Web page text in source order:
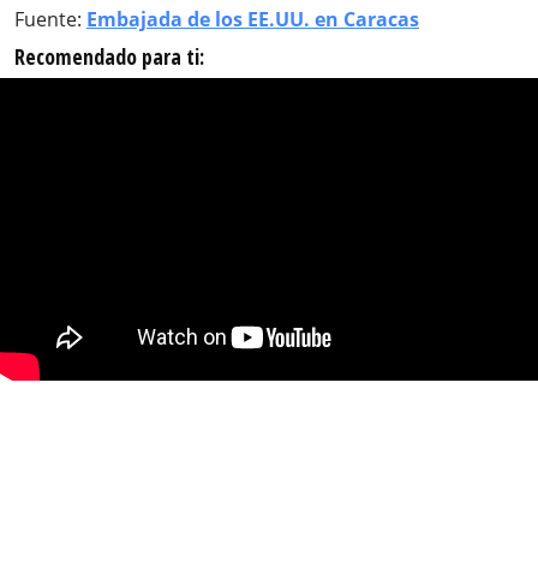
Fuente: Embajada de los EE.UU. en Caracas
Recomendado para ti: